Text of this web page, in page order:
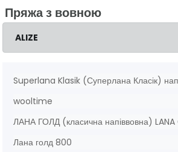
Пряжа з вовною
ALIZE
Superlana Klasik (Суперлана Класік)
wooltime
ЛАНА ГОЛД (класична напіввовна) LANA
Лана голд 800